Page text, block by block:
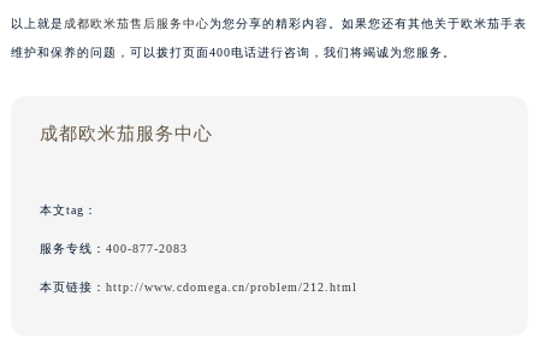
以上就是 成都欧米茄售后服务中心为您分享的精彩内容。如果您还有其他关于欧米茄手表
维护和保养的问题，可以拨打页面400电话进行咨询，我们将竭诚为您服务。
成都欧米茄服务中心
本文tag：
服务专线： 400-877-2083
本页链接： http://www.cdomega.cn/problem/212.html